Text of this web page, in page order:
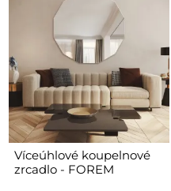
Víceúhlové koupelnové
zrcadlo - FOREM